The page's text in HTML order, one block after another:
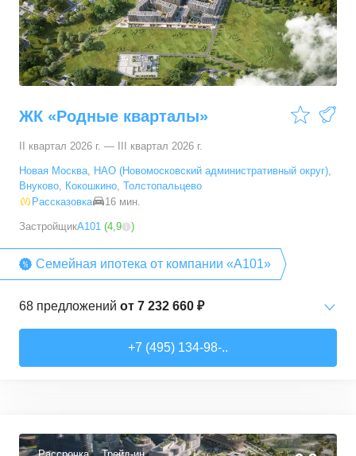
3-комн. кв. от 17 498 090 ₽
76,45–81,28м² 11 предложений
100,1 –100,1м² предложение
ЖК «Родные кварталы»
II квартал 2026 г. — III квартал 2026 г.
Новая Москва, НАО (Новомосковский административный округ),
Внуково, Кокошкино, Толстопальцево
Рассказовка
16 мин.
ЗастройщикА101 (4,9 )
Семейная ипотека от компании «А101»
68 предложений от 7 232 660 ₽
+7 (495) 134-98-..